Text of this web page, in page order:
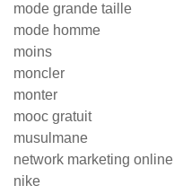
mode grande taille
mode homme
moins
moncler
monter
mooc gratuit
musulmane
network marketing online
nike